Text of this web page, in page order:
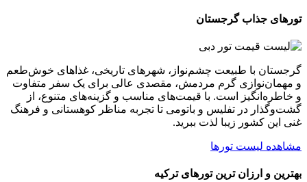
تورهای جذاب گرجستان
گرجستان با طبیعت چشم‌نواز، شهرهای تاریخی، غذاهای خوش‌طعم
و مهمان‌نوازی گرم مردمش، مقصدی عالی برای یک سفر متفاوت
و خاطره‌انگیز است. با قیمت‌های مناسب و گزینه‌های متنوع، از
گشت‌وگذار در تفلیس و باتومی تا تجربه مناظر کوهستانی و فرهنگ
غنی این کشور زیبا لذت ببرید.
مشاهده لیست تورها
بهترین و ارزان ترین تورهای ترکیه